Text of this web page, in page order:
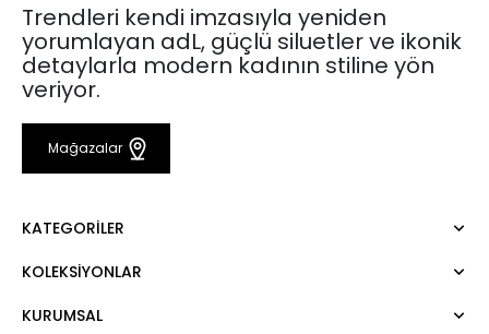
Trendleri kendi imzasıyla yeniden
yorumlayan adL, güçlü siluetler ve ikonik
detaylarla modern kadının stiline yön
veriyor.
Mağazalar
KATEGORILER
Elbise
KOLEKSIYONLAR
Mert Aslan
KURUMSAL